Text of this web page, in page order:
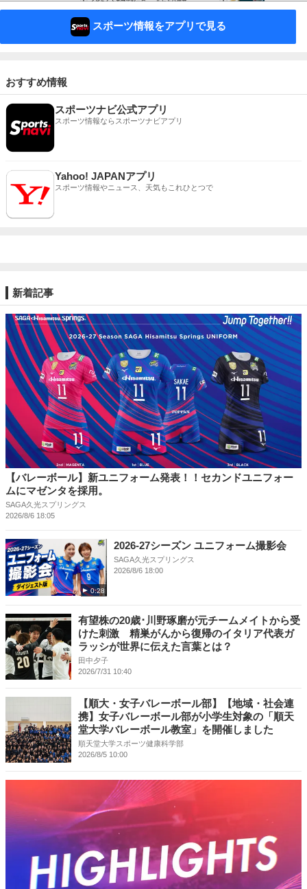
スポーツ情報をアプリで見る
おすすめ情報
スポーツナビ公式アプリ
スポーツ情報ならスポーツナビアプリ
Yahoo! JAPANアプリ
スポーツ情報やニュース、天気もこれひとつで
新着記事
【バレーボール】新ユニフォーム発表！！セカンドユニフォー
ムにマゼンタを採用。
SAGA久光スプリングス
2026/8/6 18:05
0:28
2026-27シーズン ユニフォーム撮影会
SAGA久光スプリングス
2026/8/6 18:00
有望株の20歳･川野琢磨が元チームメイトから受
けた刺激 精巣がんから復帰のイタリア代表ガ
ラッシが世界に伝えた言葉とは？
田中夕子
2026/7/31 10:40
【順大・女子バレーボール部】【地域・社会連
携】女子バレーボール部が小学生対象の「順天
堂大学バレーボール教室」を開催しました
順天堂大学スポーツ健康科学部
2026/8/5 10:00